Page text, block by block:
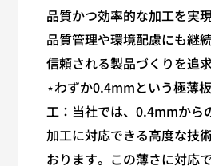
品質かつ効率的な加工を実
品質管理や環境配慮にも継
信頼される製品づくりを追
⋆わずか0.4mmという極薄
工：当社では、0.4mmから
加工に対応できる高度な技
おります。この薄さに対応